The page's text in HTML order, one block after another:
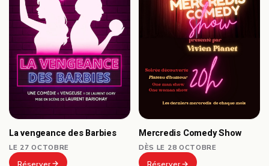
La vengeance des Barbies
LE 27 OCTOBRE
Réserver
Mercredis Comedy Show
DÈS LE 28 OCTOBRE